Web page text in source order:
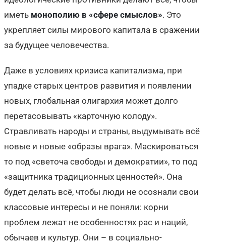
иметь монополию в «сфере смыслов». Это
укрепляет силы мирового капитала в сражении
за будущее человечества.
Даже в условиях кризиса капитализма, при
упадке старых центров развития и появлении
новых, глобальная олигархия может долго
перетасовывать «карточную колоду».
Стравливать народы и страны, выдумывать всё
новые и новые «образы врага». Маскироваться
то под «светоча свободы и демократии», то под
«защитника традиционных ценностей». Она
будет делать всё, чтобы люди не осознали свои
классовые интересы и не поняли: корни
проблем лежат не особенностях рас и наций,
обычаев и культур. Они – в социально-